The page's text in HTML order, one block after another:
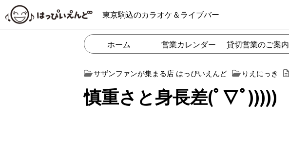
東京駒込のカラオケ＆ライブバー
ホーム 営業カレンダー 貸切営業のご案内
サザンファンが集まる店 はっぴいえんど りえにっき
慎重さと身長差(ﾟ∇ﾟ︎)))))